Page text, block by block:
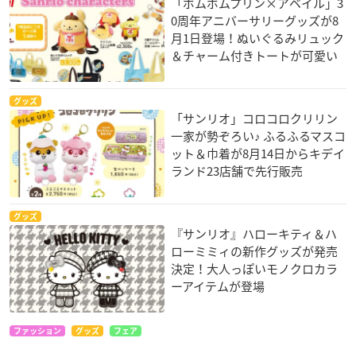
0周年アニバーサリーグッズが8
月1日登場！ぬいぐるみリュック
＆チャーム付きトートが可愛い
グッズ
「サンリオ」コロコロクリリン
一家が勢ぞろい♪ ふるふるマスコ
ット＆巾着が8月14日からキデイ
ランド23店舗で先行販売
グッズ
『サンリオ』ハローキティ＆ハ
ローミミィの新作グッズが発売
決定！大人っぽいモノクロカラ
ーアイテムが登場
ファッション グッズ フェア